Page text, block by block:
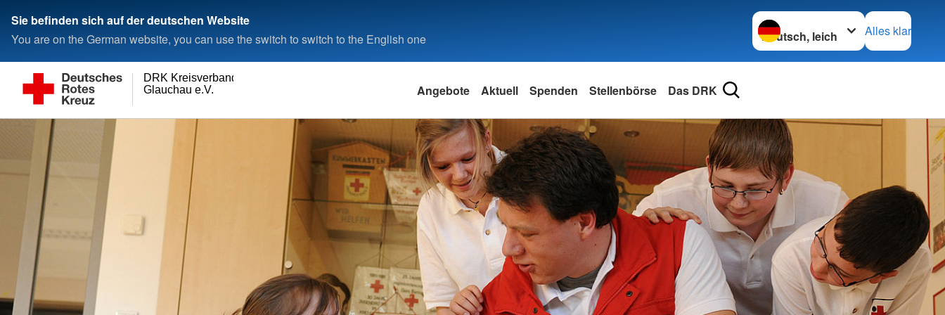
Sie befinden sich auf der deutschen Website
You are on the German website, you can use the switch to switch to the English one
Sprache wechseln zu
Alles klar
Glauchau e.V.
DRK Kreisverband
Angebote Aktuell Spenden Stellenbörse Das DRK